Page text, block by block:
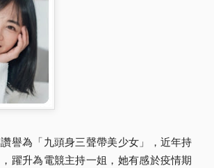
譽為「九頭身三聲帶美少女」， 近年持
，躍升為電競主持一姐， 她有感於疫情期